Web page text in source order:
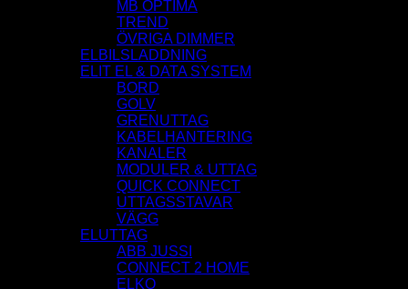
MB OPTIMA
TREND
ÖVRIGA DIMMER
ELBILSLADDNING
ELIT EL & DATA SYSTEM
BORD
GOLV
GRENUTTAG
KABELHANTERING
KANALER
MODULER & UTTAG
QUICK CONNECT
UTTAGSSTAVAR
VÄGG
ELUTTAG
ABB JUSSI
CONNECT 2 HOME
ELKO